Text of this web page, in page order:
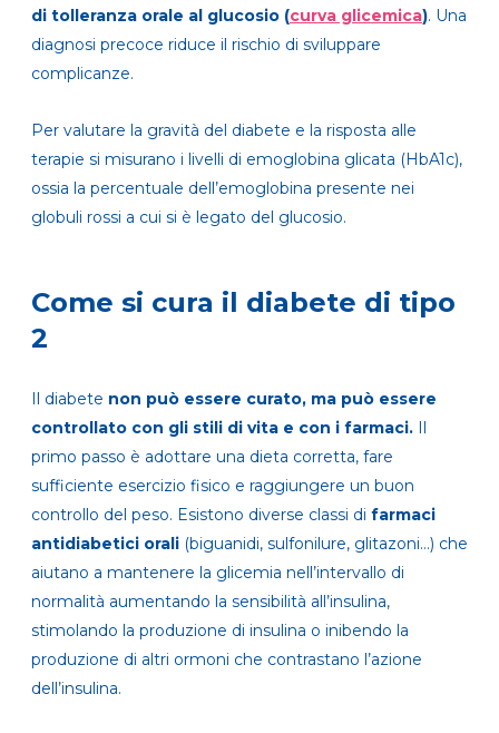
di tolleranza orale al glucosio (curva glicemica). Una
diagnosi precoce riduce il rischio di sviluppare
complicanze.
Per valutare la gravità del diabete e la risposta alle
terapie si misurano i livelli di emoglobina glicata (HbA1c),
ossia la percentuale dell’emoglobina presente nei
globuli rossi a cui si è legato del glucosio.
Come si cura il diabete di tipo
2
Il diabete non può essere curato, ma può essere
controllato con gli stili di vita e con i farmaci. Il
primo passo è adottare una dieta corretta, fare
sufficiente esercizio fisico e raggiungere un buon
controllo del peso. Esistono diverse classi di farmaci
antidiabetici orali (biguanidi, sulfonilure, glitazoni…) che
aiutano a mantenere la glicemia nell’intervallo di
normalità aumentando la sensibilità all’insulina,
stimolando la produzione di insulina o inibendo la
produzione di altri ormoni che contrastano l’azione
dell’insulina.